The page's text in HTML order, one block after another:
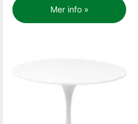
Mer info »